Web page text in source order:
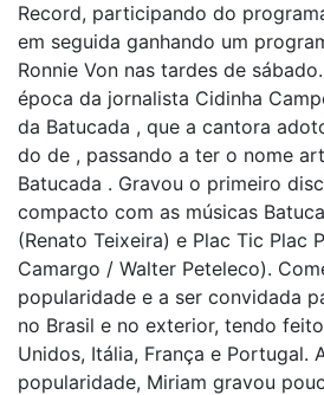
Record, participando do
em seguida ganhando um
Ronnie Von nas tardes de
época da jornalista Cidinha
da Batucada , que a cantora
do de , passando a ter o nome
Batucada . Gravou o primeiro
compacto com as músicas
(Renato Teixeira) e Plac Tic Plac
Camargo / Walter Peteleco).
popularidade e a ser convidada
no Brasil e no exterior, tendo
Unidos, Itália, França e Portugal.
popularidade, Miriam gravou